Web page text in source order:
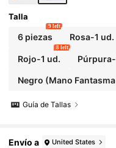
Talla
6 piezas
9 left
Rosa-1 ud.
Rojo-1 ud.
8 left
Negro (Mano
Guía de Tallas
Envío a United States